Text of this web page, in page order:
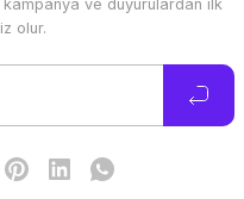
ve duyurulardan ilk
olur.